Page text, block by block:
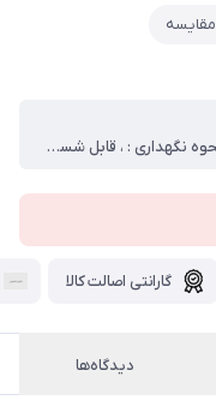
مقایسه
مواد مورد استفاده : ، پلاستیک پلی پروپیلن ، نحوه نگهداری : ، قابل شستشو در ماشین ظرفشویی.
گارانتی اصالت کالا
دیدگاه‌ها